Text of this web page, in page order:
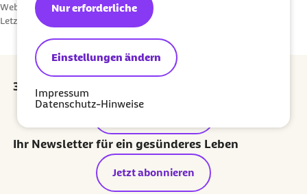
Einstellungen ändern
Nur erforderliche
Impressum
Datenschutz-Hinweise
Webcode: s000365
Letzte Aktualisierung:
30 Euro Prämie für jede erfolgreiche Empfehlung
Ihr Newsletter für ein gesünderes Leben
Jetzt abonnieren